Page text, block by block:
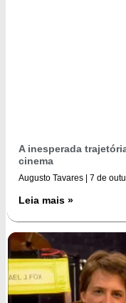
A inesperada
cinema
Augusto Tavares 7 de
Leia mais »